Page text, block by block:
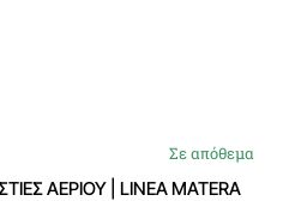
Σε απόθεμα
ΑΕΡΙΟΥ | LINEA MATERA